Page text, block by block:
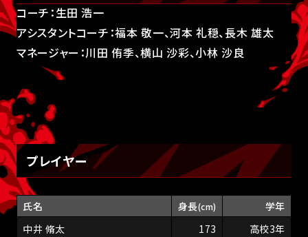
コーチ：生田 浩一
アシスタントコーチ：福本 敬一、河本 礼穏、長木 雄太
マネージャー：川田 侑季、横山 沙彩、小林 沙良
プレイヤー
氏名 身長(cm)
学年
中井 脩太
173
高校3年